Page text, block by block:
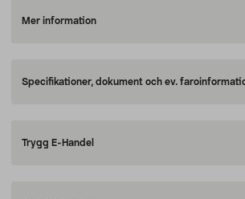
Mer information
Specifikationer, dokument och ev.
Trygg E-Handel